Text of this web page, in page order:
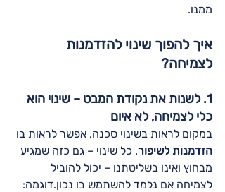
ממנו.
איך להפוך שינוי להזדמנות
לצמיחה?
1. לשנות את נקודת המבט – שינוי הוא
כלי לצמיחה, לא איום
במקום לראות בשינוי סכנה, אפשר לראות בו
הזדמנות לשיפור. כל שינוי – גם כזה שמגיע
מבחוץ ואינו בשליטתנו – יכול להוביל
לצמיחה אם נלמד להשתמש בו נכון.דוגמה: